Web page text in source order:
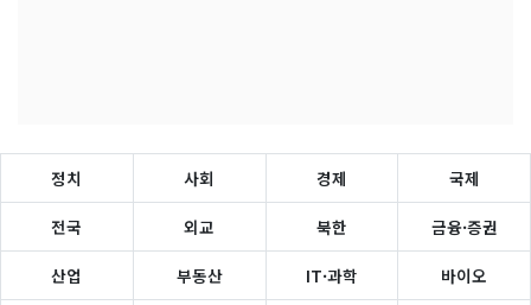
정치 사회 경제 국제
전국 외교 북한 금융·증권
산업 부동산 IT·과학 바이오